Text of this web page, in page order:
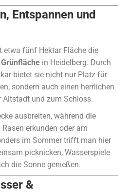
Entspannen und
etwa fünf Hektar Fläche die
in Heidelberg. Durch
bietet sie nicht nur Platz für
sondern auch einen herrlichen
Altstadt und zum Schloss.
ausbreiten, während die
erkunden oder am
im Sommer trifft man hier
picknicken, Wasserspiele
die Sonne genießen.
&